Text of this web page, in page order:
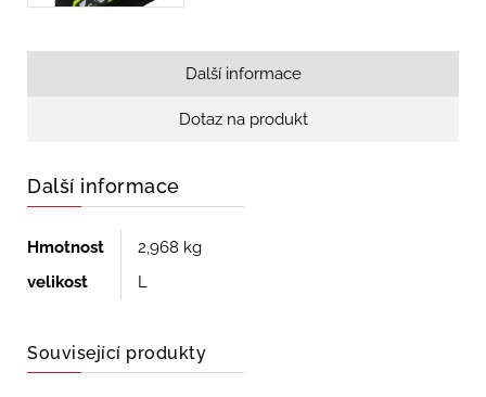
Další informace
Dotaz na produkt
Další informace
Hmotnost
2,968 kg
velikost
L
Související produkty